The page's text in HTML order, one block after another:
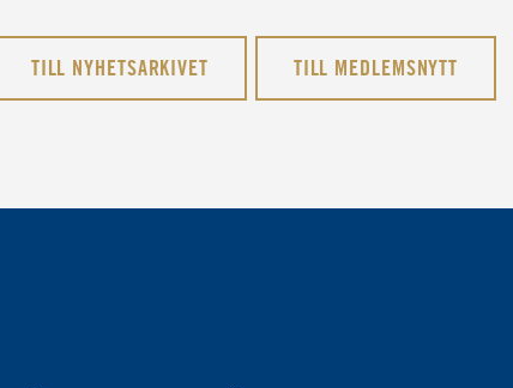
TILL NYHETSARKIVET TILL MEDLEMSNYTT